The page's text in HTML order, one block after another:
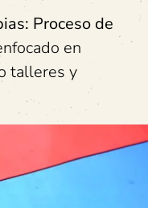
Proceso de
en
talleres y